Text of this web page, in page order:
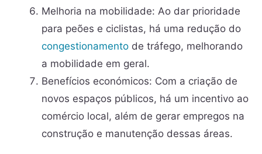
Melhoria na mobilidade: Ao dar prioridade
para peões e ciclistas, há uma redução do
congestionamento de tráfego, melhorando
a mobilidade em geral.
Benefícios económicos: Com a criação de
novos espaços públicos, há um incentivo ao
comércio local, além de gerar empregos na
construção e manutenção dessas áreas.